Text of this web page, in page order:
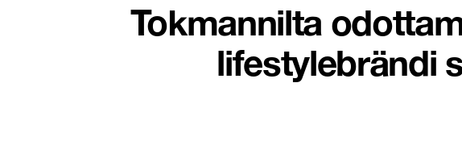
Tokmannilta
lifestylebrändi